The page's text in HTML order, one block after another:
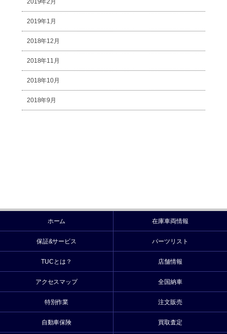
2019年1月
2018年12月
2018年11月
2018年10月
2018年9月
ホーム 在庫車両情報
保証&サービス パーツリスト
TUCとは？ 店舗情報
アクセスマップ 全国納車
特別作業 注文販売
自動車保険 買取査定